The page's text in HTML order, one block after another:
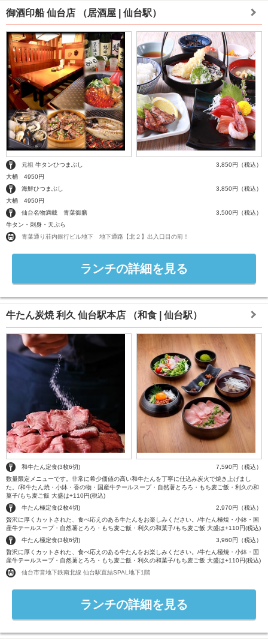
御酒印船 仙台店 （居酒屋 | 仙台駅）
元祖 牛タンひつまぶし
3,850円（税込）
大桶 4950円
海鮮ひつまぶし
3,850円（税込）
大桶 4950円
仙台名物満載 青葉御膳
3,500円（税込）
牛タン・刺身・天ぷら
青葉通り荘内銀行ビル地下 地下通路【北２】出入口目の前！
ランチの詳細を見る
牛たん炭焼 利久 仙台駅本店 （和食 | 仙台駅）
和牛たん定食(3枚6切)
7,590円（税込）
数量限定メニューです。非常に希少価値の高い和牛たんを丁寧に仕込み炭火で焼き上げまし
た。/和牛たん焼・小鉢・香の物・国産牛テールスープ・自然薯とろろ・もち麦ご飯・利久の和
菓子/もち麦ご飯 大盛は+110円(税込)
牛たん極定食(2枚4切)
2,970円（税込）
贅沢に厚くカットされた、食べ応えのある牛たんをお楽しみください。/牛たん極焼・小鉢・国
産牛テールスープ・自然薯とろろ・もち麦ご飯・利久の和菓子/もち麦ご飯 大盛は+110円(税込)
牛たん極定食(3枚6切)
3,960円（税込）
贅沢に厚くカットされた、食べ応えのある牛たんをお楽しみください。/牛たん極焼・小鉢・国
産牛テールスープ・自然薯とろろ・もち麦ご飯・利久の和菓子/もち麦ご飯 大盛は+110円(税込)
仙台市営地下鉄南北線 仙台駅直結SPAL地下1階
ランチの詳細を見る